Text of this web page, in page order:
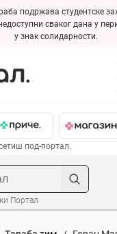
подржава студентске
сваког дана у
у знак солидарности.
под-портал.
Портал